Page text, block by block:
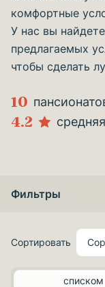
комфортные
У нас вы
предлагаемых
чтобы сделать
10
4.2
Фильтры
Сортировать
списком